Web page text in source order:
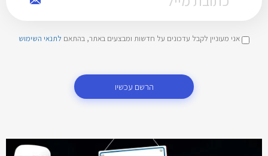
אני מעוניין לקבל עדכונים על חדשות ומבצעים באתר, בהתאם לתנאי השימוש
הרשם עכשיו